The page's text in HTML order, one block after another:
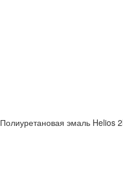
Полиуретановая эмаль Helios